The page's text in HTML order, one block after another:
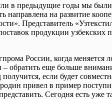
в предыдущие годы мы
на развитие
Представитель
продукции узбекских
России, когда меняется
– обратить еще больше
если будет
привел в пример
Сегодня есть уже